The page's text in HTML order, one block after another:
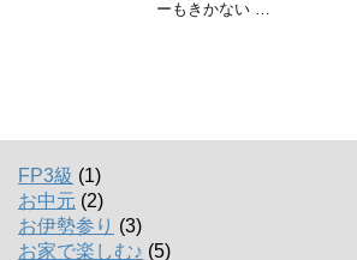
ーもきかない …
FP3級 (1)
お中元 (2)
お伊勢参り (3)
お家で楽しむ♪ (5)